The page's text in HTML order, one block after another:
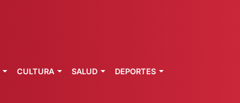
CULTURA SALUD DEPORTES